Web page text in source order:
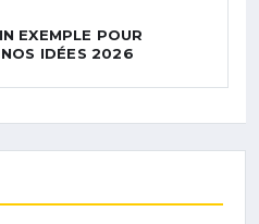
EXEMPLE POUR
IDÉES 2026